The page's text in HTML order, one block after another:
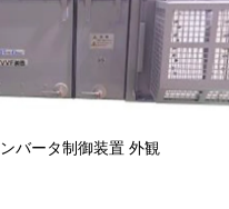
バータ制御装置 外観